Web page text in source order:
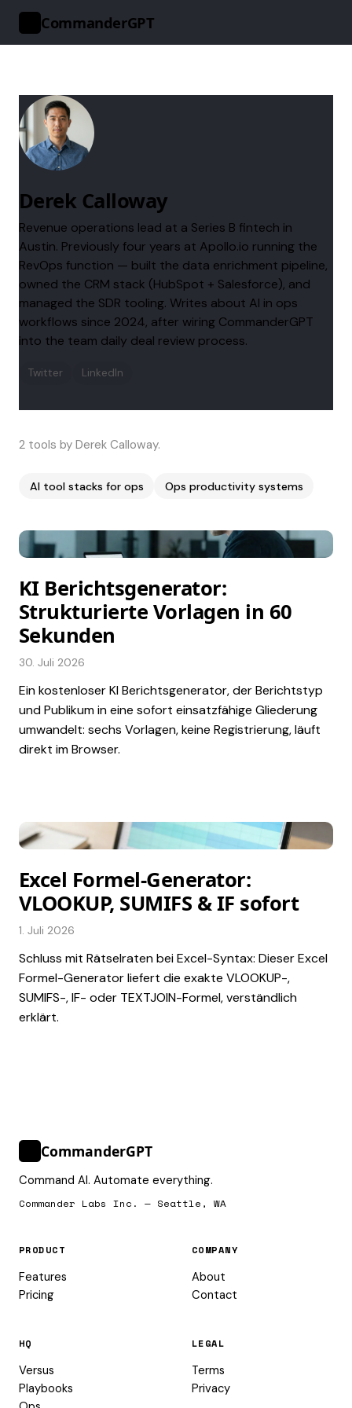
Derek Calloway
Revenue operations lead at a Series B fintech in
Austin. Previously four years at Apollo.io running the
RevOps function — built the data enrichment pipeline,
owned the CRM stack (HubSpot + Salesforce), and
managed the SDR tooling. Writes about AI in ops
workflows since 2024, after wiring CommanderGPT
into the team daily deal review process.
Twitter LinkedIn
2 tools by Derek Calloway.
AI tool stacks for ops Ops productivity systems
KI Berichtsgenerator:
Strukturierte Vorlagen in 60
Sekunden
30. Juli 2026
Ein kostenloser KI Berichtsgenerator, der Berichtstyp
und Publikum in eine sofort einsatzfähige Gliederung
umwandelt: sechs Vorlagen, keine Registrierung, läuft
direkt im Browser.
Excel Formel-Generator:
VLOOKUP, SUMIFS & IF sofort
1. Juli 2026
Schluss mit Rätselraten bei Excel-Syntax: Dieser Excel
Formel-Generator liefert die exakte VLOOKUP-,
SUMIFS-, IF- oder TEXTJOIN-Formel, verständlich
erklärt.
CommanderGPT
CommanderGPT
Command AI. Automate everything.
Commander Labs Inc. — Seattle, WA
PRODUCT
Features
Pricing
COMPANY
About
Contact
HQ
Versus
Playbooks
LEGAL
Terms
Privacy